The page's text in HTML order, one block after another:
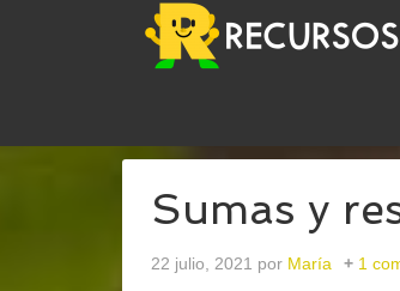
Sumas y
22 julio, 2021 por María 1